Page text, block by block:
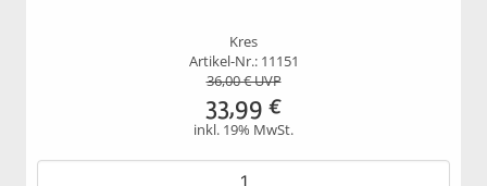
Kres
Artikel-Nr.: 11151
36,00€ UVP
33,99 €
inkl. 19% MwSt.